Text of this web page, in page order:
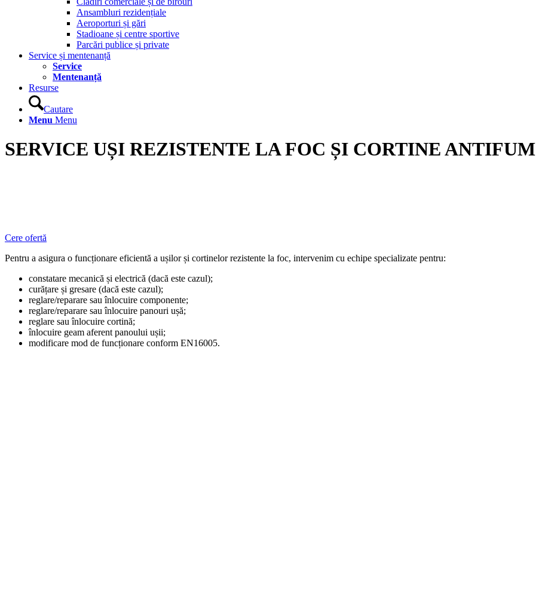
Ansambluri rezidențiale
Aeroporturi și gări
Stadioane și centre sportive
Parcări publice și private
Service și mentenanță
Service
Mentenanță
Resurse
Cautare
Menu Menu
SERVICE UȘI REZISTENTE LA FOC ȘI CORTINE ANTIFUM
Cere ofertă
Pentru a asigura o funcționare eficientă a ușilor și cortinelor rezistente la foc, intervenim cu echipe specializate pentru:
constatare mecanică și electrică (dacă este cazul);
curățare și gresare (dacă este cazul);
reglare/reparare sau înlocuire componente;
reglare/reparare sau înlocuire panouri ușă;
reglare sau înlocuire cortină;
înlocuire geam aferent panoului ușii;
modificare mod de funcționare conform EN16005.